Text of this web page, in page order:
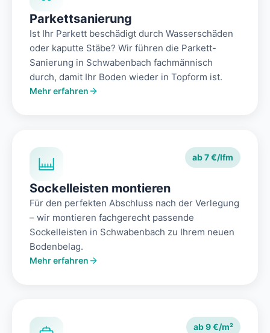
Parkettsanierung
Ist Ihr Parkett beschädigt durch Wasserschäden
oder kaputte Stäbe? Wir führen die Parkett-
Sanierung in Schwabenbach fachmännisch
durch, damit Ihr Boden wieder in Topform ist.
Mehr erfahren
ab 7 €/lfm
Sockelleisten montieren
Für den perfekten Abschluss nach der Verlegung
– wir montieren fachgerecht passende
Sockelleisten in Schwabenbach zu Ihrem neuen
Bodenbelag.
Mehr erfahren
ab 9 €/m²